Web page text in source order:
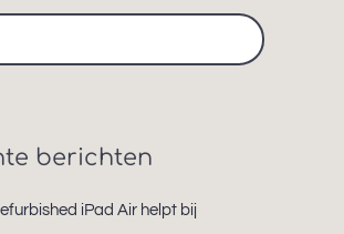
berichten
iPad Air helpt bij